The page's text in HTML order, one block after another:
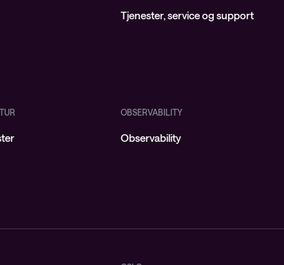
Tjenester, service og support
OBSERVABILITY
Observability